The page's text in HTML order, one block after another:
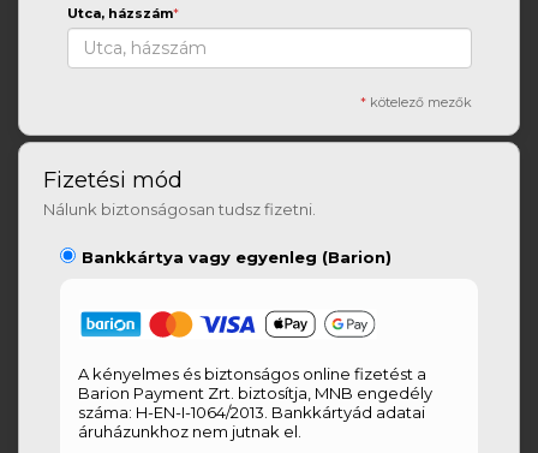
Utca, házszám*
* kötelező mezők
Fizetési mód
Nálunk biztonságosan tudsz fizetni.
Bankkártya vagy egyenleg (Barion)
A kényelmes és biztonságos online fizetést a
Barion Payment Zrt. biztosítja, MNB engedély
száma: H-EN-I-1064/2013. Bankkártyád adatai
áruházunkhoz nem jutnak el.